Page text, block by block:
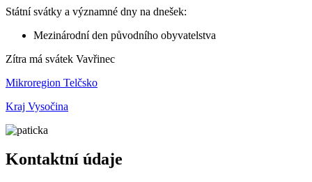
Státní svátky a významné dny na dnešek:
Mezinárodní den původního obyvatelstva
Zítra má svátek Vavřinec
Mikroregion Telčsko
Kraj Vysočina
Kontaktní údaje